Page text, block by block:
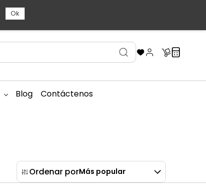
Blog Contáctenos
Ordenar porMás popular
Ok